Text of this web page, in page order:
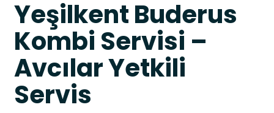
Yeşilkent Buderus
Kombi Servisi –
Avcılar Yetkili
Servis